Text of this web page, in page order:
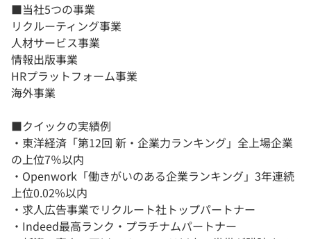
■当社5つの事業
リクルーティング事業
人材サービス事業
情報出版事業
HRプラットフォーム事業
海外事業
■クイックの実績例
・東洋経済「第12回 新・企業力ランキング」全上場企業
の上位7％以内
・Openwork「働きがいのある企業ランキング」3年連続
上位0.02%以内
・求人広告事業でリクルート社トップパートナー
・Indeed最高ランク・プラチナムパートナー